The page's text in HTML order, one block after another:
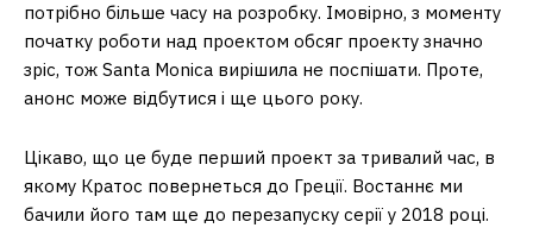
потрібно більше часу на розробку. Імовірно, з моменту
початку роботи над проектом обсяг проекту значно
зріс, тож Santa Monica вирішила не поспішати. Проте,
анонс може відбутися і ще цього року.
Цікаво, що це буде перший проект за тривалий час, в
якому Кратос повернеться до Греції. Востаннє ми
бачили його там ще до перезапуску серії у 2018 році.